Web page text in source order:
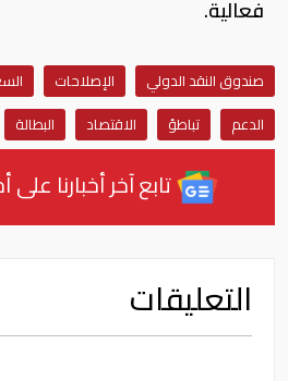
فعالية.
صندوق النقد الدولي الإصلاحات
الدعم
تباطؤ الاقتصاد البطالة
تابع آخر أخبارنا
التعليقات